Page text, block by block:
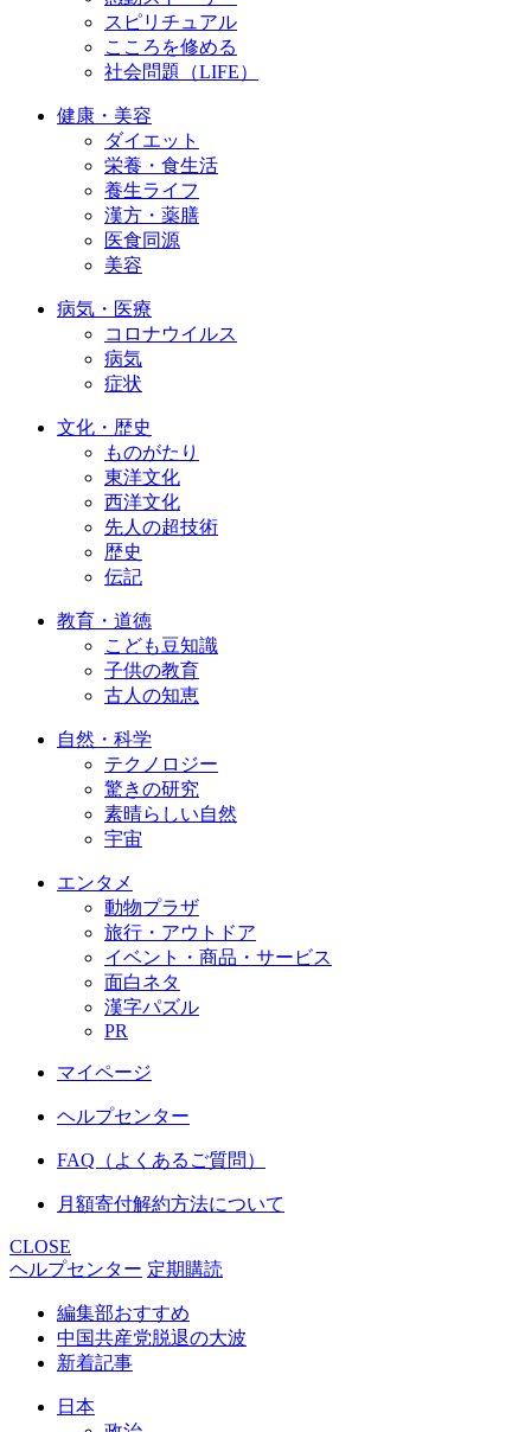
スピリチュアル
こころを修める
社会問題（LIFE）
健康・美容
ダイエット
栄養・食生活
養生ライフ
漢方・薬膳
医食同源
美容
病気・医療
コロナウイルス
病気
症状
文化・歴史
ものがたり
東洋文化
西洋文化
先人の超技術
歴史
伝記
教育・道徳
こども豆知識
子供の教育
古人の知恵
自然・科学
テクノロジー
驚きの研究
素晴らしい自然
宇宙
エンタメ
動物プラザ
旅行・アウトドア
イベント・商品・サービス
面白ネタ
漢字パズル
PR
マイページ
ヘルプセンター
FAQ（よくあるご質問）
月額寄付解約方法について
CLOSE
ヘルプセンター 定期購読
編集部おすすめ
中国共産党脱退の大波
新着記事
日本